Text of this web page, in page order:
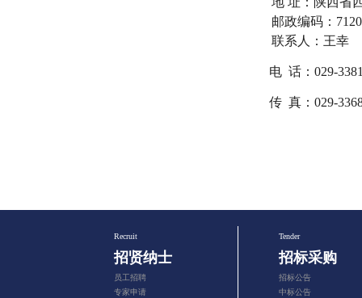
邮政编码： 71 20
联系人： 王幸
电 话：029-33
传 真：029-
Recruit
招贤纳士
员工招聘
专家申请
Tender
招标采购
招标公告
中标公告